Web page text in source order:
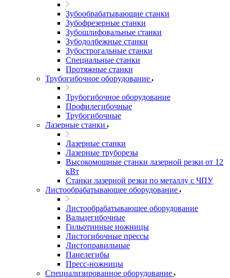
Зубообрабатывающие станки
Зубофрезерные станки
Зубошлифовальные станки
Зубодолбежные станки
Зубострогальные станки
Специальные станки
Протяжные станки
Трубогибочное оборудование
Трубогибочное оборудование
Профилегибочные
Трубогибочные
Лазерные станки
Лазерные станки
Лазерные труборезы
Высокомощные станки лазерной резки от 12
кВт
Станки лазерной резки по металлу с ЧПУ
Листообрабатывающее оборудование
Листообрабатывающее оборудование
Вальцегибочные
Гильотинные ножницы
Листогибочные прессы
Листоправильные
Панелегибы
Пресс-ножницы
Специализированное оборудование